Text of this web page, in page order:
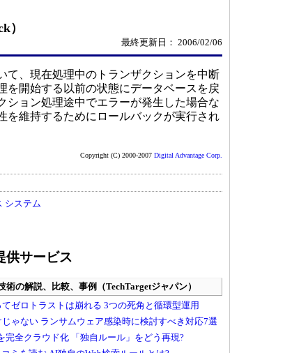
）
最終更新日： 2006/02/06
、現在処理中のトランザクションを中断
を開始する以前の状態にデータベースを戻
ション処理途中でエラーが発生した場合な
を維持するためにロールバックが実行され
Copyright (C) 2000-2007 Digital Advantage Corp.
システム
供サービス